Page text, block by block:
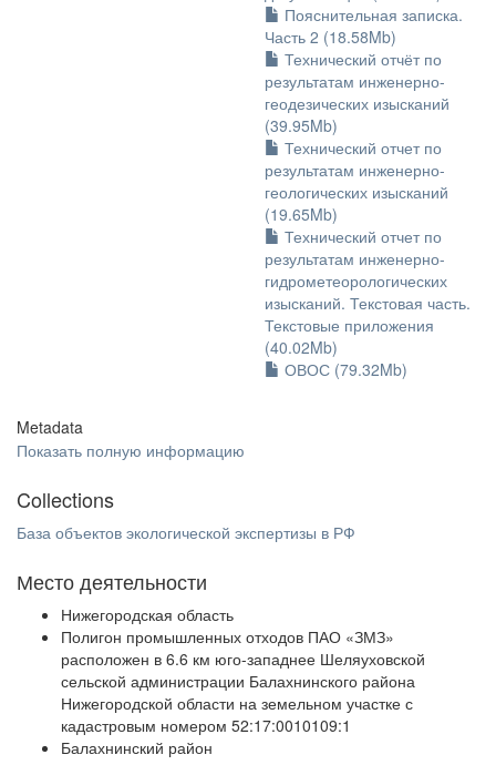
Пояснительная записка.
Часть 2 (18.58Mb)
Технический отчёт по
результатам инженерно-
геодезических изысканий
(39.95Mb)
Технический отчет по
результатам инженерно-
геологических изысканий
(19.65Mb)
Технический отчет по
результатам инженерно-
гидрометеорологических
изысканий. Текстовая часть.
Текстовые приложения
(40.02Mb)
ОВОС (79.32Mb)
Metadata
Показать полную информацию
Collections
База объектов экологической экспертизы в РФ
Место деятельности
Нижегородская область
Полигон промышленных отходов ПАО «ЗМЗ»
расположен в 6.6 км юго-западнее Шеляуховской
сельской администрации Балахнинского района
Нижегородской области на земельном участке с
кадастровым номером 52:17:0010109:1
Балахнинский район